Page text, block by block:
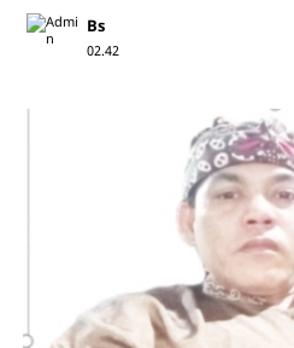
Bs
02.42